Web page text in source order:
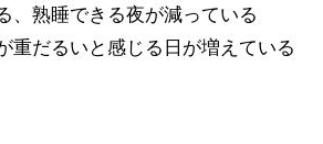
、熟睡できる夜が減っている
重だるいと感じる日が増えている